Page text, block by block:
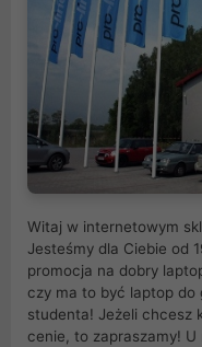
Witaj w internetowym
Jesteśmy dla Ciebie od
promocja na dobry
czy ma to być laptop do
studenta! Jeżeli chcesz
cenie, to zapraszamy!